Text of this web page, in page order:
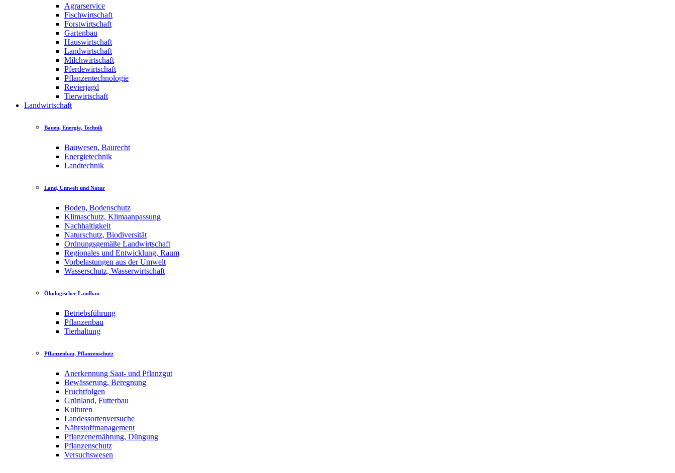
Agrarservice
Fischwirtschaft
Forstwirtschaft
Gartenbau
Hauswirtschaft
Landwirtschaft
Milchwirtschaft
Pferdewirtschaft
Pflanzentechnologie
Revierjagd
Tierwirtschaft
Landwirtschaft
Bauen, Energie, Technik
Bauwesen, Baurecht
Energietechnik
Landtechnik
Land, Umwelt und Natur
Boden, Bodenschutz
Klimaschutz, Klimaanpassung
Nachhaltigkeit
Naturschutz, Biodiversität
Ordnungsgemäße Landwirtschaft
Regionales und Entwicklung, Raum
Vorbelastungen aus der Umwelt
Wasserschutz, Wasserwirtschaft
Ökologischer Landbau
Betriebsführung
Pflanzenbau
Tierhaltung
Pflanzenbau, Pflanzenschutz
Anerkennung Saat- und Pflanzgut
Bewässerung, Beregnung
Fruchtfolgen
Grünland, Futterbau
Kulturen
Landessortenversuche
Nährstoffmanagement
Pflanzenernährung, Düngung
Pflanzenschutz
Versuchswesen